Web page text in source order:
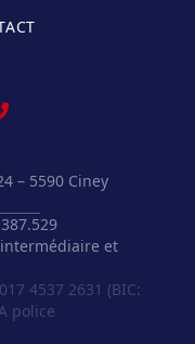
– 5590 Ciney
et
4537 2631 (BIC:
police